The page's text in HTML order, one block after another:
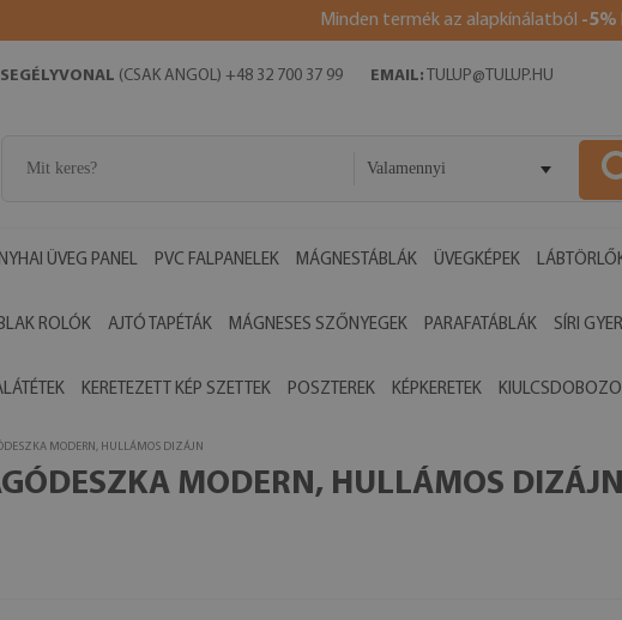
Minden termék az alapkínálatból -5%
SEGÉLYVONAL (CSAK ANGOL) +48 32 700 37 99 EMAIL: TULUP@TULUP.HU
Valamennyi
ÜVEG PANEL PVC FALPANELEK MÁGNESTÁBLÁK ÜVEGKÉPEK
ROLÓK AJTÓ TAPÉTÁK MÁGNESES SZŐNYEGEK PARAFATÁBLÁK SÍRI
KERETEZETT KÉP SZETTEK POSZTEREK KÉPKERETEK
MODERN, HULLÁMOS DIZÁJN
MODERN, HULLÁMOS DIZÁJN